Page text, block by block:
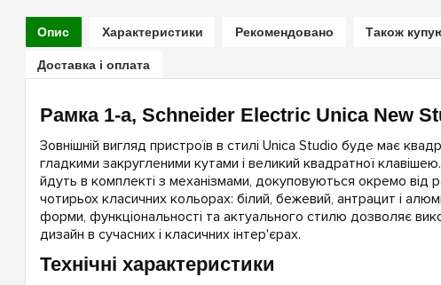
Опис Характеристики Рекомендовано Також
Доставка і оплата
Рамка 1-а, Schneider Electric Unica New
Зовнішній вигляд пристроїв в стилі Unica Studio буде має
гладкими закругленими кутами і великий квадратної клавішею.
йдуть в комплекті з механізмами, докуповуються окремо від
чотирьох класичних кольорах: білий, бежевий, антрацит і
форми, функціональності та актуального стилю дозволяє
дизайн в сучасних і класичних інтер'єрах.
Технічні характеристики